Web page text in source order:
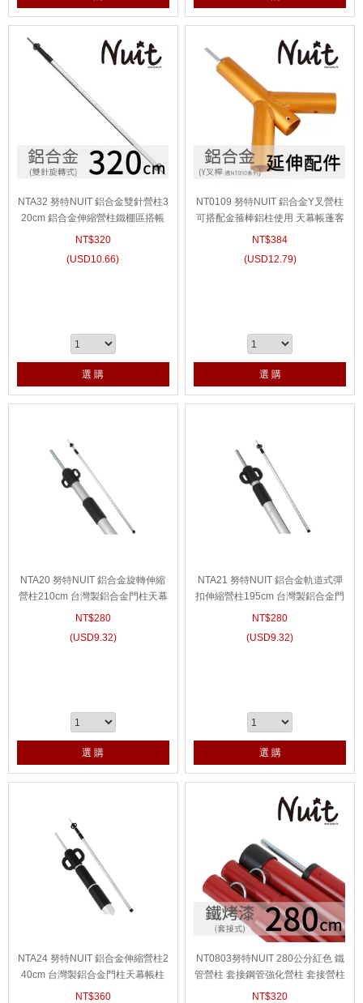
NTA32 努特NUIT 鋁合金雙針營柱3
20cm 鋁合金伸縮營柱鐵棚區搭帳
免下釘 鋁合金伸縮鋁柱 內帳底部撐
NT$320
(USD10.66)
選 購
NT0109 努特NUIT 鋁合金Y叉營柱
可搭配金箍棒鋁柱使用 天幕帳蓬客
廳帳棚炊事帳篷支撐桿
NT$384
(USD12.79)
選 購
NTA20 努特NUIT 鋁合金旋轉伸縮
營柱210cm 台灣製鋁合金門柱天幕
帳棚柱桿客廳帳蓬鋁合金營柱
NT$280
(USD9.32)
選 購
NTA21 努特NUIT 鋁合金軌道式彈
扣伸縮營柱195cm 台灣製鋁合金門
柱天幕帳蓬柱桿客廳帳棚鋁合金營
NT$280
(USD9.32)
選 購
NTA24 努特NUIT 鋁合金伸縮營柱2
40cm 台灣製鋁合金門柱天幕帳柱
桿客廳帳鋁合金營柱
NT$360
NT0803努特NUIT 280公分紅色 鐵
管營柱 套接鋼管強化營柱 套接營柱
炊事帳蓬 天幕帳篷 門廷柱 前廷柱
NT$320